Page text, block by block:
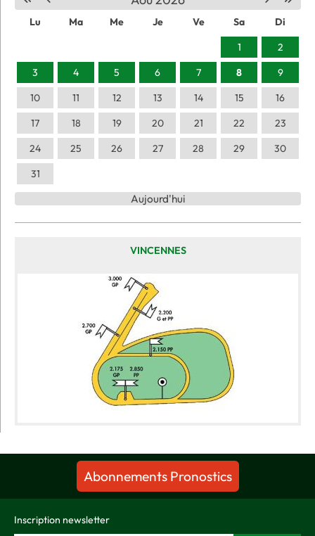
Lu Ma Me Je Ve Sa
Di
1
2
3
4 5 6 7 8
9
10
11 12 13 14 15
16
17
18 19 20 21 22
23
24
25 26 27 28 29
30
31
Aujourd'hui
VINCENNES
Abonnements Pronostics
Inscription newsletter